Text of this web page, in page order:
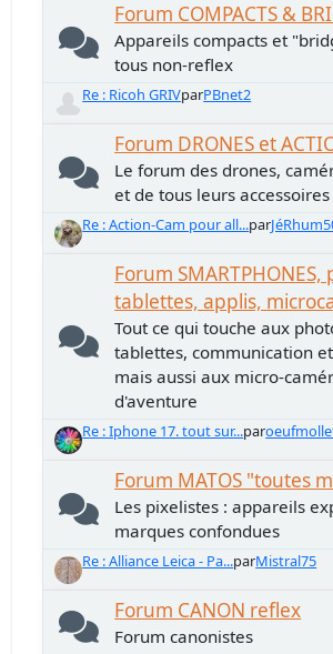
Forum COMPACTS &
Appareils compacts et
tous non-reflex
Re : Ricoh GRIVparPBnet2
Forum DRONES et
Le forum des drones,
et de tous leurs accessoires
Re : Action-Cam pour all...par
Forum
tablettes, applis,
Tout ce qui touche aux
tablettes, communication
mais aussi aux micro-
d'aventure
Re : Iphone 17. tout sur...par
Forum MATOS "toutes
Les pixelistes : appareils
marques confondues
Re : Alliance Leica - Pa...parMistral75
Forum CANON reflex
Forum canonistes